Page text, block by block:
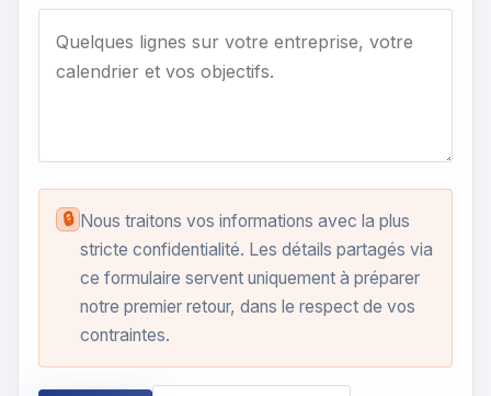
🔒 Nous traitons vos informations avec la plus
stricte confidentialité. Les détails partagés via
ce formulaire servent uniquement à préparer
notre premier retour, dans le respect de vos
contraintes.